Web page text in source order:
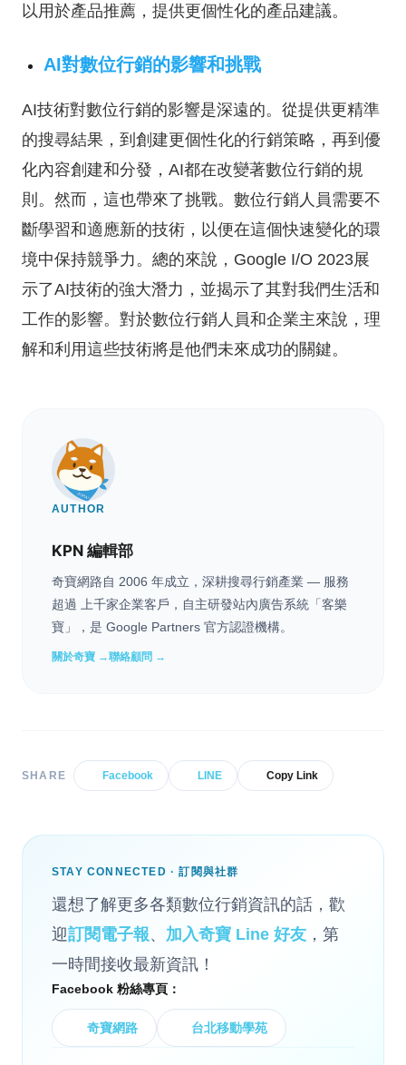
以用於產品推薦，提供更個性化的產品建議。
AI對數位行銷的影響和挑戰
AI技術對數位行銷的影響是深遠的。從提供更精準
的搜尋結果，到創建更個性化的行銷策略，再到優
化內容創建和分發，AI都在改變著數位行銷的規
則。然而，這也帶來了挑戰。數位行銷人員需要不
斷學習和適應新的技術，以便在這個快速變化的環
境中保持競爭力。總的來說，Google I/O 2023展
示了AI技術的強大潛力，並揭示了其對我們生活和
工作的影響。對於數位行銷人員和企業主來說，理
解和利用這些技術將是他們未來成功的關鍵。
AUTHOR
KPN 編輯部
奇寶網路自 2006 年成立，深耕搜尋行銷產業 — 服務
超過 上千家企業客戶，自主研發站內廣告系統「客樂
寶」，是 Google Partners 官方認證機構。
關於奇寶 →聯絡顧問 →
SHARE Facebook LINE Copy Link
STAY CONNECTED · 訂閱與社群
還想了解更多各類數位行銷資訊的話，歡
迎訂閱電子報、 加入奇寶 Line 好友 ，第
一時間接收最新資訊！
Facebook 粉絲專頁：
奇寶網路 台北移動學苑